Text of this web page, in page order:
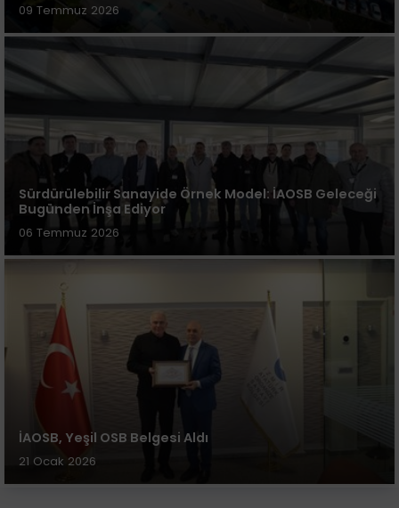
09 Temmuz 2026
Sürdürülebilir Sanayide Örnek Model: İAOSB Geleceği
Bugünden İnşa Ediyor
06 Temmuz 2026
İAOSB, Yeşil OSB Belgesi Aldı
21 Ocak 2026